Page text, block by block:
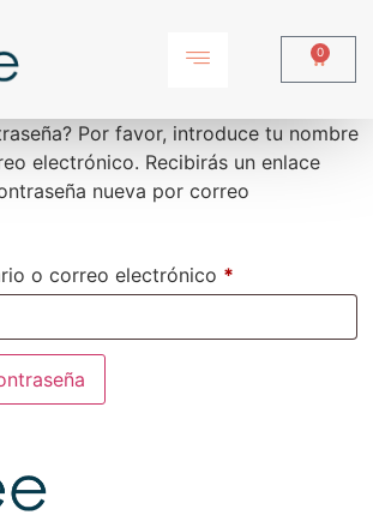
0
Por favor, introduce tu nombre
electrónico. Recibirás un enlace
nueva por correo
o correo electrónico *